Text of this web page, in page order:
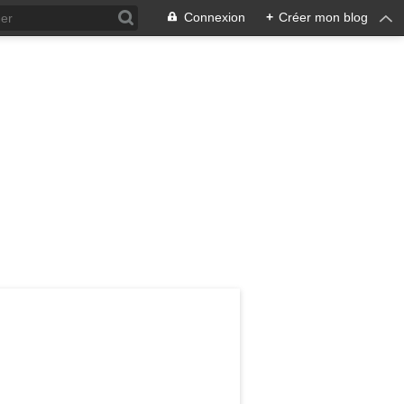
Connexion + Créer mon blog